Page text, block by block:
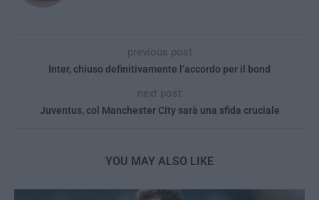
previous post
Inter, chiuso definitivamente l’accordo per il bond
next post
Juventus, col Manchester City sarà una sfida cruciale
YOU MAY ALSO LIKE